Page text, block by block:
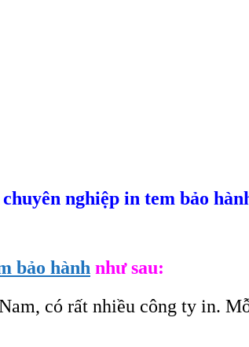
nghiệp in tem bảo
bảo hành như sau:
có rất nhiều công ty in.